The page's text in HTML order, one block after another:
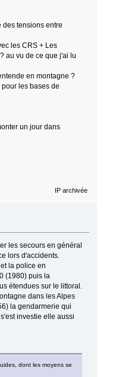
des tensions entre
les CRS + Les
au vu de ce que j'ai lu
en montagne ?
les bases de
un jour dans
IP archivée
les secours en général
lors d'accidents.
la police en
(1980) puis la
étendues sur le littoral.
dans les Alpes
la gendarmerie qui
investie elle aussi
dont les moyens se